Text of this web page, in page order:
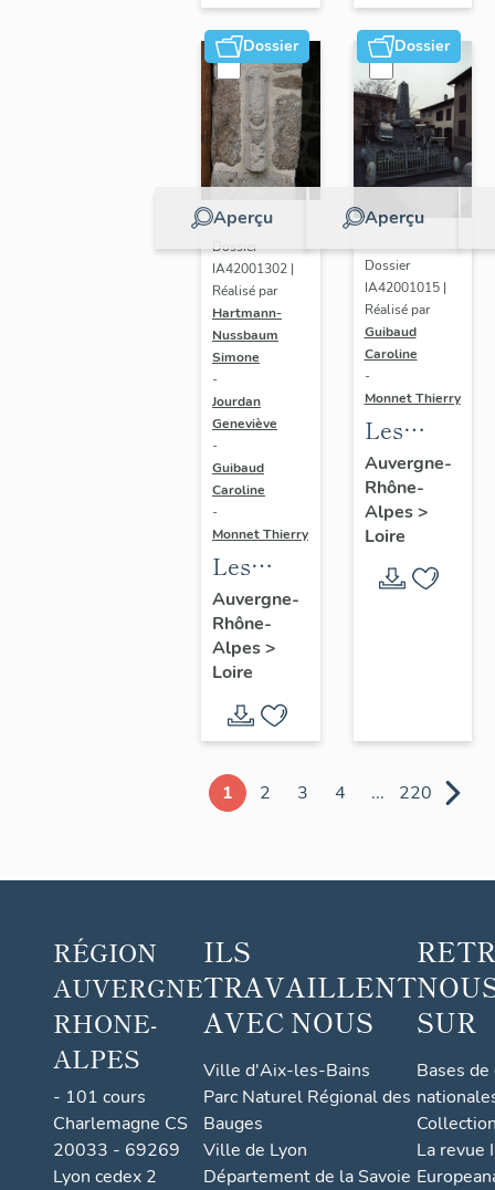
sous-
Couzan
Couzan
Dossier
Aperçu
Dossier
IA42001302 |
Réalisé par
Hartmann-
Nussbaum
Simone
-
Jourdan
Geneviève
-
Guibaud
Caroline
-
Monnet Thierry
Les
croix
monumentales
du
de
Montbrison
Auvergne-
Rhône-
Alpes>
Loire
Dossier
Aperçu
Dossier
IA42001015 |
Réalisé par
Guibaud
Caroline
-
Monnet Thierry
Les
monuments
aux
morts du
de Boën
Couzan
Auvergne-
Rhône-
Alpes>
Loire
1 2 3 4 ... 220
RÉGION
AUVERGNE
RHONE-
ALPES
- 101 cours
Charlemagne CS
20033 - 69269
Lyon cedex 2
ILS
TRAVAILLENT
AVEC NOUS
Ville d'Aix-les-Bains
Parc Naturel Régional des
Bauges
Ville de Lyon
Département de la Savoie
SUR
Bases
La revue